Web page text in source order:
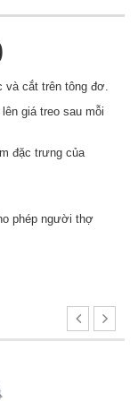
cắt trên tông đơ.
giá treo sau mỗi
đặc trưng của
phép người thợ